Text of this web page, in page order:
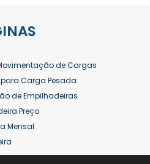
de Cargas
Carga Pesada
de Empilhadeiras
Preço
Mensal
a Combustão